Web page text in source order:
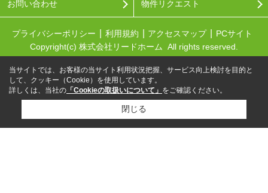
お問い合わせ 物件リクエスト
プライバシーポリシー 利用規約 アクセスマップ
PCサイト
Copyright(c) 株式会社リードホーム All rights reserved.
当サイトでは、お客様の当サイト利用状況把握、サービス向上検討を目的と
して、クッキー（Cookie）を使用しています。
詳しくは、当社の 「Cookieの取扱いについて」 をご確認ください。
閉じる